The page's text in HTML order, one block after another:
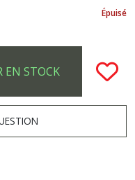
Épuisé
EN STOCK